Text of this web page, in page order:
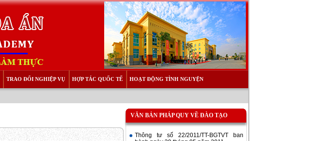
TRAO ĐỔI NGHIỆP VỤ HỢP TÁC QUỐC TẾ HOẠT ĐỘNG TÌNH NGUYỆN
VĂN BẢN PHÁP QUY VỀ ĐÀO TẠO
Thông tư số 22/2011/TT-BGTVT ban